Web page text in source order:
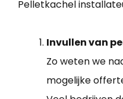
Pelletkachel
Invullen van
Zo weten we
mogelijke